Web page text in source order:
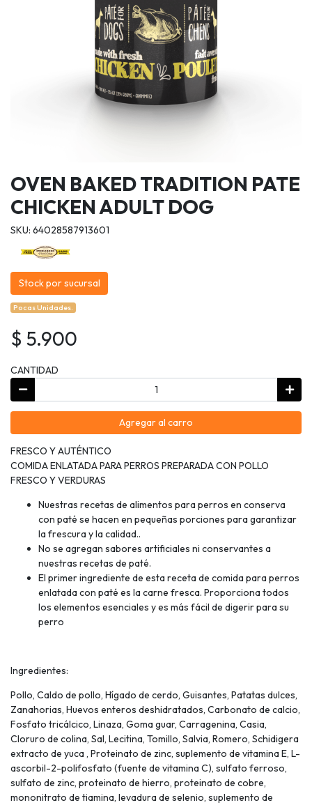
OVEN BAKED TRADITION PATE
CHICKEN ADULT DOG
SKU: 64028587913601
Stock por sucursal
Pocas Unidades.
$ 5.900
CANTIDAD
Agregar al carro
FRESCO Y AUTÉNTICO
COMIDA ENLATADA PARA PERROS PREPARADA CON POLLO
FRESCO Y VERDURAS
Nuestras recetas de alimentos para perros en conserva
con paté se hacen en pequeñas porciones para garantizar
la frescura y la calidad..
No se agregan sabores artificiales ni conservantes a
nuestras recetas de paté.
El primer ingrediente de esta receta de comida para perros
enlatada con paté es la carne fresca. Proporciona todos
los elementos esenciales y es más fácil de digerir para su
perro
Ingredientes:
Pollo, Caldo de pollo, Hígado de cerdo, Guisantes, Patatas dulces,
Zanahorias, Huevos enteros deshidratados, Carbonato de calcio,
Fosfato tricálcico, Linaza, Goma guar, Carragenina, Casia,
Cloruro de colina, Sal, Lecitina, Tomillo, Salvia, Romero, Schidigera
extracto de yuca , Proteinato de zinc, suplemento de vitamina E, L-
ascorbil-2-polifosfato (fuente de vitamina C), sulfato ferroso,
sulfato de zinc, proteinato de hierro, proteinato de cobre,
mononitrato de tiamina, levadura de selenio, suplemento de